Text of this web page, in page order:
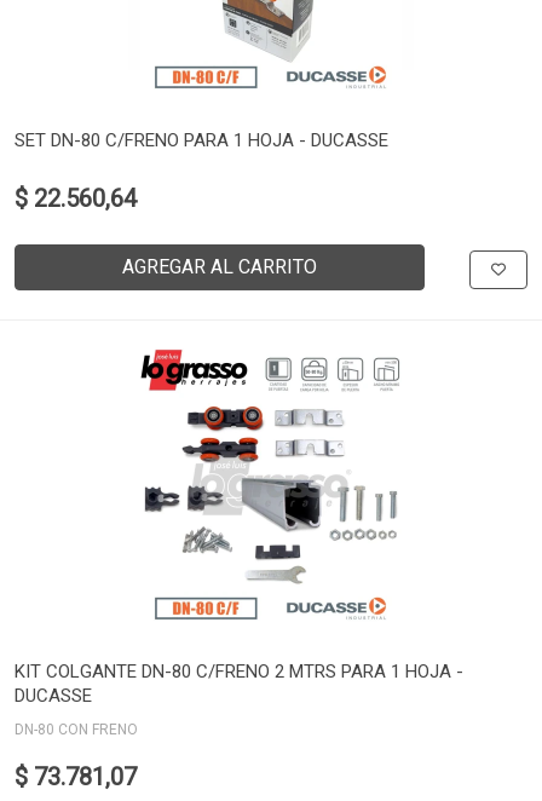
SET DN-80 C/FRENO PARA 1 HOJA - DUCASSE
$ 22.560,64
AGREGAR AL CARRITO
KIT COLGANTE DN-80 C/FRENO 2 MTRS PARA 1 HOJA -
DUCASSE
DN-80 CON FRENO
$ 73.781,07